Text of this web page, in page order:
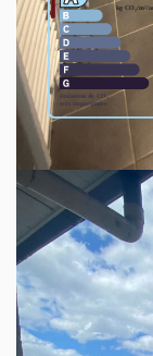
Ce
des
Général